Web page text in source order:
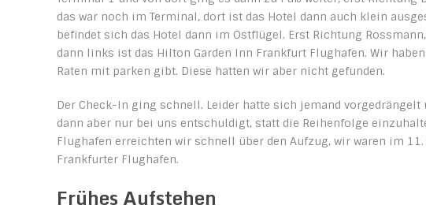
das war noch im Terminal, dort ist das Hotel dann auch klein
befindet sich das Hotel dann im Ostflügel. Erst Richtung
dann links ist das Hilton Garden Inn Frankfurt Flughafen. Wir
Raten mit parken gibt. Diese hatten wir aber nicht gefunden.
Der Check-In ging schnell. Leider hatte sich jemand
dann aber nur bei uns entschuldigt, statt die Reihenfolge
Flughafen erreichten wir schnell über den Aufzug, wir waren im
Frankfurter Flughafen.
Frühes Aufstehen